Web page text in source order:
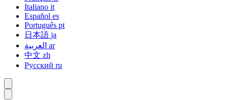
Italiano it
Español es
Português pt
日本語 ja
ar
中文 zh
Русский ru